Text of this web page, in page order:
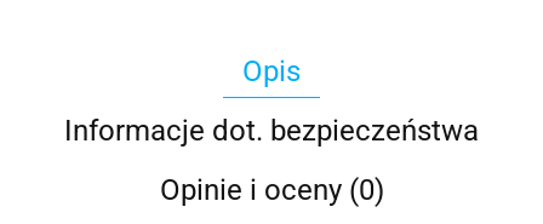
Opis
Informacje dot. bezpieczeństwa
Opinie i oceny (0)